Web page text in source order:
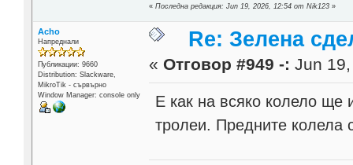
«Последна редакция: Jun 19, 2026, 12:54 от Nik123 »
Acho
Напреднали
Публикации: 9660
Distribution: Slackware,
MikroTik - сървърно
Window Manager: console only
Re: Зелена
« Отговор #949 -: Jun
Е как на всяко колело ще
тролеи. Предните